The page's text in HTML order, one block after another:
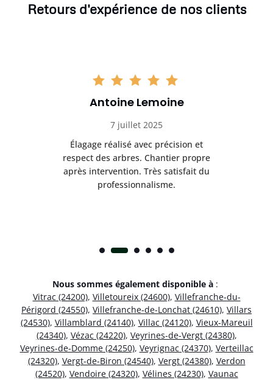
Retours d'expérience de nos clients
Antoine Lemoine
7 juillet 2025
Élagage réalisé avec précision et
respect des arbres. Chantier propre
après intervention. Très satisfait du
professionnalisme.
Nous sommes également disponible à :
Vitrac (24200), Villetoureix (24600), Villefranche-du-
Périgord (24550), Villefranche-de-Lonchat (24610), Villars
(24530), Villamblard (24140), Villac (24120), Vieux-Mareuil
(24340), Vézac (24220), Veyrines-de-Vergt (24380),
Veyrines-de-Domme (24250), Veyrignac (24370), Verteillac
(24320), Vergt-de-Biron (24540), Vergt (24380), Verdon
(24520), Vendoire (24320), Vélines (24230), Vaunac